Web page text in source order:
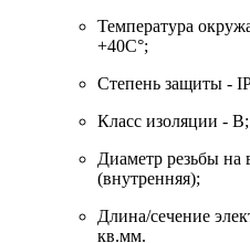
Температура
+40С°;
Степень защиты -
Класс изоляции - B;
Диаметр резьбы на
(внутренняя);
Длина/сечение
кв.мм.